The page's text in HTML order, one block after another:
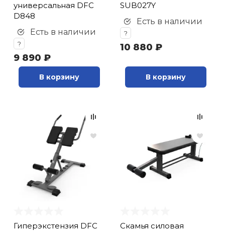
универсальная DFC
D848
Есть в наличии
?
9 890 ₽
В корзину
SUB027Y
Есть в наличии
?
10 880 ₽
В корзину
Гиперэкстензия DFC
Cкамья силовая